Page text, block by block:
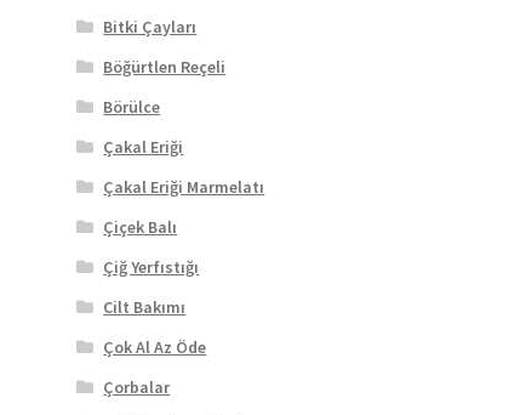
Bitki Çayları
Böğürtlen Reçeli
Börülce
Çakal Eriği
Çakal Eriği Marmelatı
Çiçek Balı
Çiğ Yerfıstığı
Cilt Bakımı
Çok Al Az Öde
Çorbalar